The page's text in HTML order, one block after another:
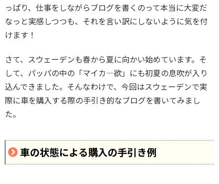
っぱり、仕事をしながらブログを書くのって本当に大変だ
なっと実感しつつも、それを言い訳にしないように気を付
けます！
さて、スウェーデンも春から夏に向かい始めています。そ
して、パッパの中の「マイカ―欲」にも初夏の息吹が入り
込んできました。そんなわけで、今回はスウェーデンで実
際に車を購入する際の手引き的なブログを書いてみまし
た。
車の状態による購入の手引き例